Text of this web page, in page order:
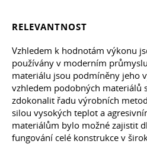
RELEVANTNOST
Vzhledem k hodnotám výkonu
používány v moderním
materiálu jsou podmíněny jeho
vzhledem podobných materiálů
zdokonalit řadu výrobních
silou vysokých teplot a
materiálům bylo možné zajistit
fungování celé konstrukce v